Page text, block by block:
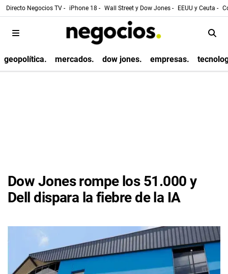
Directo Negocios TV - iPhone 18 - Wall Street y Dow Jones - EEUU y Ceuta -
geopolítica. mercados. dow jones. empresas.
Dow Jones rompe los 51.000 y
Dell dispara la fiebre de la IA